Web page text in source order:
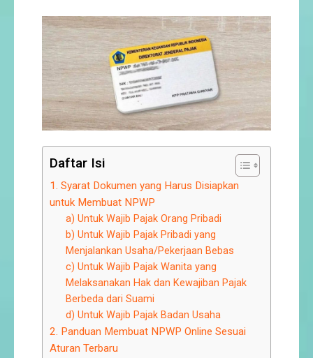
Daftar Isi
1. Syarat Dokumen yang Harus Disiapkan
untuk Membuat NPWP
a) Untuk Wajib Pajak Orang Pribadi
b) Untuk Wajib Pajak Pribadi yang
Menjalankan Usaha/Pekerjaan Bebas
c) Untuk Wajib Pajak Wanita yang
Melaksanakan Hak dan Kewajiban Pajak
Berbeda dari Suami
d) Untuk Wajib Pajak Badan Usaha
2. Panduan Membuat NPWP Online Sesuai
Aturan Terbaru